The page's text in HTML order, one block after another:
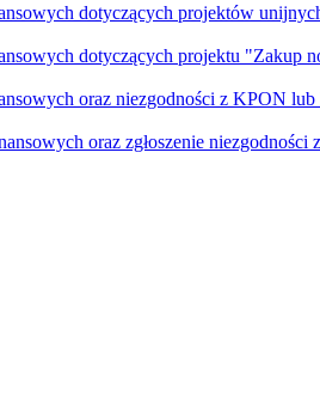
dotyczących projektów
dotyczących projektu "Zakup
oraz niezgodności z KPON
oraz zgłoszenie